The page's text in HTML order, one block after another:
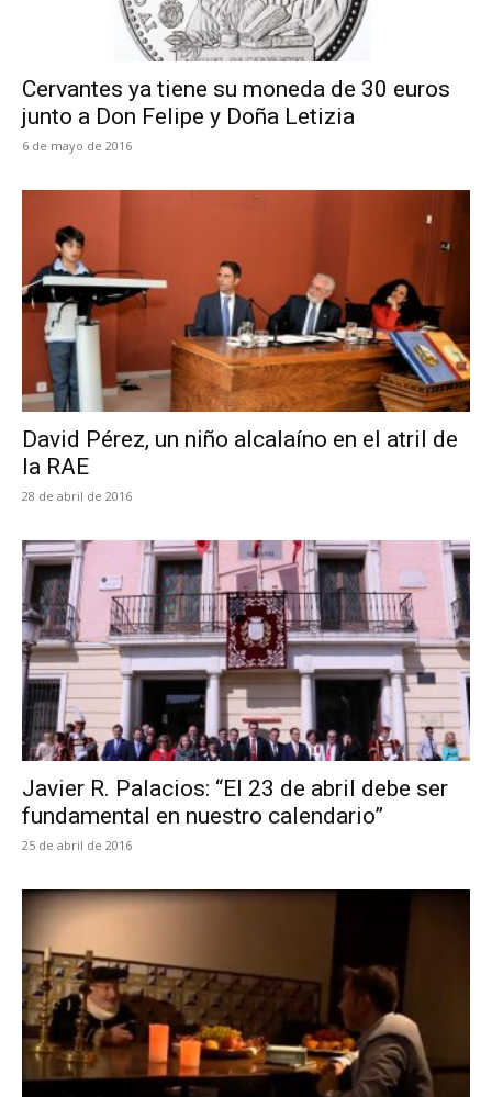
Cervantes ya tiene su moneda de 30 euros
junto a Don Felipe y Doña Letizia
6 de mayo de 2016
David Pérez, un niño alcalaíno en el atril de
la RAE
28 de abril de 2016
Javier R. Palacios: “El 23 de abril debe ser
fundamental en nuestro calendario”
25 de abril de 2016